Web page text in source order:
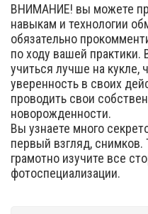
ВНИМАНИЕ! вы можете
навыкам и технологии
обязательно
по ходу вашей практики.
учиться лучше на кукле,
уверенность в своих
проводить свои
новорожденности.
Вы узнаете много
первый взгляд, снимков.
грамотно изучите все
фотоспециализации.